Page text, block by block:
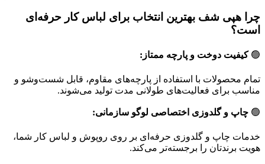
چرا هپی شف بهترین انتخاب برای لباس کار حرفه‌ای
است؟
🟢کیفیت دوخت و پارچه ممتاز:
تمام محصولات با استفاده از پارچه‌های مقاوم، قابل شست‌وشو و
مناسب برای فعالیت‌های طولانی مدت تولید می‌شوند.
🟢 چاپ و گلدوزی اختصاصی لوگو سازمانی:
خدمات چاپ و گلدوزی حرفه‌ای بر روی روپوش و لباس کار شما،
هویت برندتان را برجسته‌تر می‌کند.